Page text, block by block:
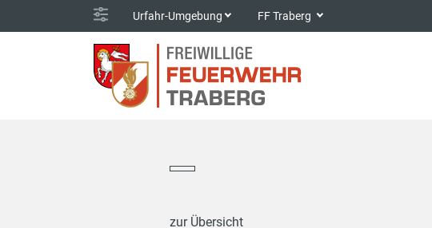
Urfahr-Umgebung FF Traberg
zur Übersicht